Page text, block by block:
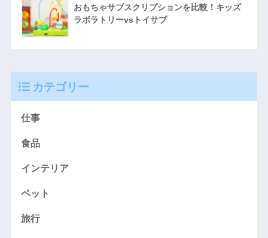
おもちゃサブスクリプションを比較！キッズ
ラボラトリーvsトイサブ
カテゴリー
仕事
食品
インテリア
ペット
旅行